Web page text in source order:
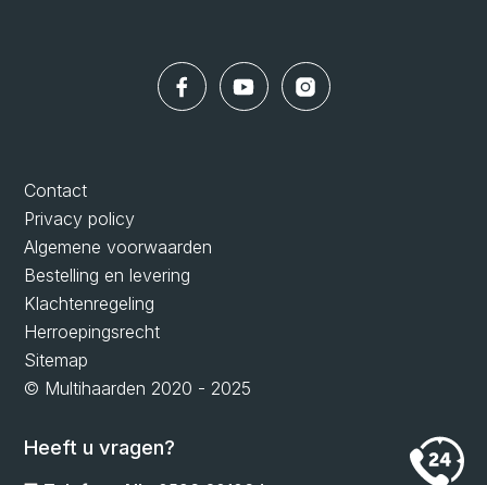
Contact
Privacy policy
Algemene voorwaarden
Bestelling en levering
Klachtenregeling
Herroepingsrecht
Sitemap
© Multihaarden 2020 - 2025
Heeft u vragen?